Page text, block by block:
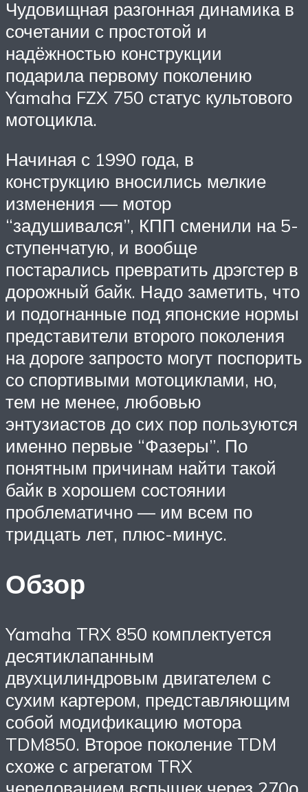
Чудовищная разгонная динамика в
сочетании с простотой и
надёжностью конструкции
подарила первому поколению
Yamaha FZX 750 статус культового
мотоцикла.
Начиная с 1990 года, в
конструкцию вносились мелкие
изменения — мотор
“задушивался”, КПП сменили на 5-
ступенчатую, и вообще
постарались превратить дрэгстер в
дорожный байк. Надо заметить, что
и подогнанные под японские нормы
представители второго поколения
на дороге запросто могут поспорить
со спортивыми мотоциклами, но,
тем не менее, любовью
энтузиастов до сих пор пользуются
именно первые “Фазеры”. По
понятным причинам найти такой
байк в хорошем состоянии
проблематично — им всем по
тридцать лет, плюс-минус.
Обзор
Yamaha TRX 850 комплектуется
десятиклапанным
двухцилиндровым двигателем с
сухим картером, представляющим
собой модификацию мотора
TDM850. Второе поколение TDM
схоже с агрегатом TRX
чередованием вспышек через 270о,